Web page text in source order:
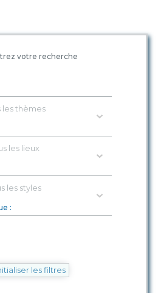
votre recherche
:
:
les filtres